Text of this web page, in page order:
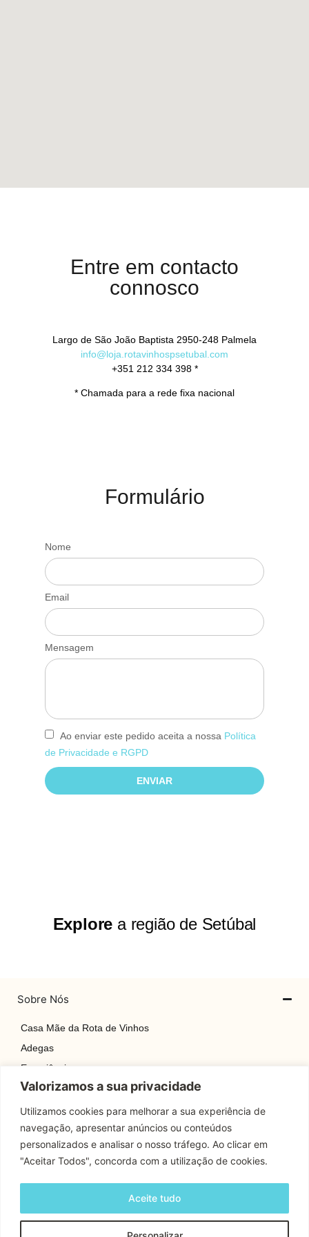
Valorizamos a sua privacidade
Utilizamos cookies para melhorar a sua experiência de
navegação, apresentar anúncios ou conteúdos
personalizados e analisar o nosso tráfego. Ao clicar em
"Aceitar Todos", concorda com a utilização de cookies.
Aceite tudo
Entre em contacto
connosco
Largo de São João Baptista 2950-248 Palmela
info@loja.rotavinhospsetubal.com
+351 212 334 398 *
* Chamada para a rede fixa nacional
Formulário
Nome
Email
Mensagem
Ao enviar este pedido aceita a nossa Política
de Privacidade e RGPD
ENVIAR
Explore a região de Setúbal
Sobre Nós
Casa Mãe da Rota de Vinhos
Adegas
Experiências
Explore
Rotas
Contactos
Apoio Cliente